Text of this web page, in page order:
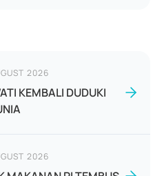
2026
KEMBALI DUDUKI
2026